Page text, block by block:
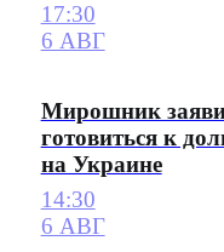
17:30
6 АВГ
Мирошник
готовиться к
на Украине
14:30
6 АВГ